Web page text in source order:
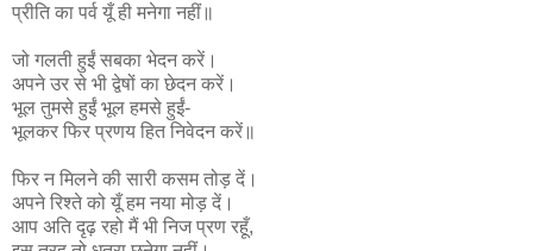
प्रीति का पर्व यूँ ही मनेगा नहीं॥
जो गलती हुईं सबका भेदन करें।
अपने उर से भी द्वेषों का छेदन करें।
भूल तुमसे हुईं भूल हमसे हुईं-
भूलकर फिर प्रणय हित निवेदन करें॥
फिर न मिलने की सारी कसम तोड़ दें।
अपने रिश्ते को यूँ हम नया मोड़ दें।
आप अति दृढ़ रहो मैं भी निज प्रण रहूँ,